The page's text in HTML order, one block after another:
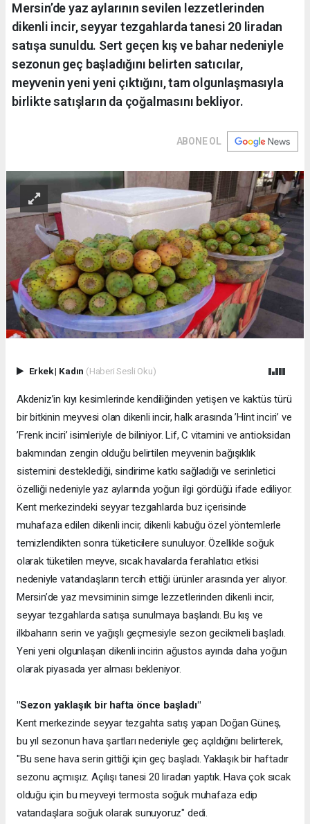
Mersin’de yaz aylarının sevilen lezzetlerinden
dikenli incir, seyyar tezgahlarda tanesi 20 liradan
satışa sunuldu. Sert geçen kış ve bahar nedeniyle
sezonun geç başladığını belirten satıcılar,
meyvenin yeni yeni çıktığını, tam olgunlaşmasıyla
birlikte satışların da çoğalmasını bekliyor.
ABONE OL
Erkek| Kadın (Haberi Sesli Oku)
Akdeniz’in kıyı kesimlerinde kendiliğinden yetişen ve kaktüs türü
bir bitkinin meyvesi olan dikenli incir, halk arasında ’Hint inciri’ ve
’Frenk inciri’ isimleriyle de biliniyor. Lif, C vitamini ve antioksidan
bakımından zengin olduğu belirtilen meyvenin bağışıklık
sistemini desteklediği, sindirime katkı sağladığı ve serinletici
özelliği nedeniyle yaz aylarında yoğun ilgi gördüğü ifade ediliyor.
Kent merkezindeki seyyar tezgahlarda buz içerisinde
muhafaza edilen dikenli incir, dikenli kabuğu özel yöntemlerle
temizlendikten sonra tüketicilere sunuluyor. Özellikle soğuk
olarak tüketilen meyve, sıcak havalarda ferahlatıcı etkisi
nedeniyle vatandaşların tercih ettiği ürünler arasında yer alıyor.
Mersin’de yaz mevsiminin simge lezzetlerinden dikenli incir,
seyyar tezgahlarda satışa sunulmaya başlandı. Bu kış ve
ilkbaharın serin ve yağışlı geçmesiyle sezon gecikmeli başladı.
Yeni yeni olgunlaşan dikenli incirin ağustos ayında daha yoğun
olarak piyasada yer alması bekleniyor.
"Sezon yaklaşık bir hafta önce başladı"
Kent merkezinde seyyar tezgahta satış yapan Doğan Güneş,
bu yıl sezonun hava şartları nedeniyle geç açıldığını belirterek,
"Bu sene hava serin gittiği için geç başladı. Yaklaşık bir haftadır
sezonu açmışız. Açılışı tanesi 20 liradan yaptık. Hava çok sıcak
olduğu için bu meyveyi termosta soğuk muhafaza edip
vatandaşlara soğuk olarak sunuyoruz" dedi.